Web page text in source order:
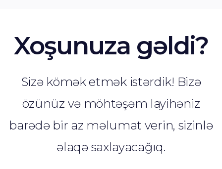
Xoşunuza gəldi?
Sizə kömək etmək istərdik! Bizə
özünüz və möhtəşəm layihəniz
barədə bir az məlumat verin, sizinlə
əlaqə saxlayacağıq.